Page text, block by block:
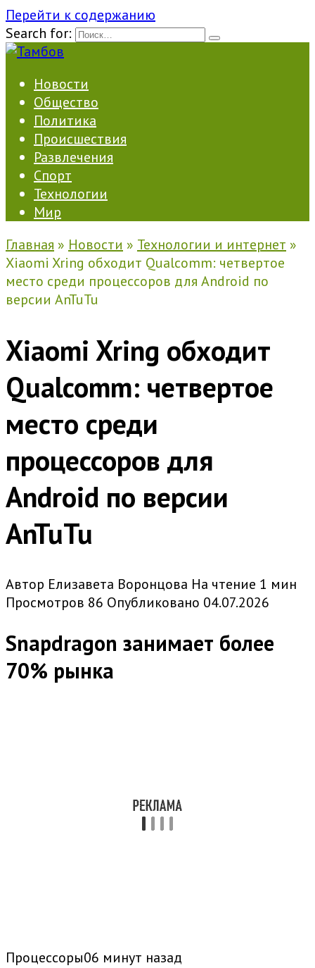
Перейти к содержанию
Search for:
Новости
Общество
Политика
Происшествия
Развлечения
Спорт
Технологии
Мир
Главная » Новости » Технологии и интернет »
Xiaomi Xring обходит Qualcomm: четвертое
место среди процессоров для Android по
версии AnTuTu
Xiaomi Xring обходит
Qualcomm: четвертое
место среди
процессоров для
Android по версии
AnTuTu
Автор Елизавета Воронцова На чтение 1 мин
Просмотров 86 Опубликовано 04.07.2026
Snapdragon занимает более
70% рынка
Процессоры06 минут назад